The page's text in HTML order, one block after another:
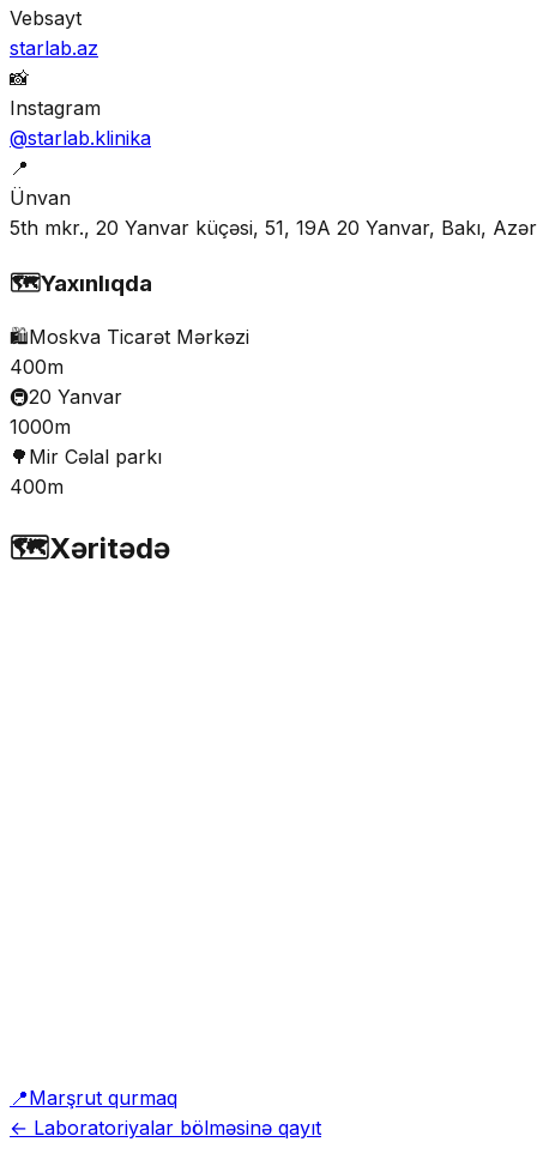
Vebsayt
starlab.az
📸
Instagram
@starlab.klinika
📍
Ünvan
5th mkr., 20 Yanvar küçəsi, 51, 19A 20 Yanvar, Bakı,
🗺️Yaxınlıqda
🛍️Moskva Ticarət Mərkəzi
400m
🚇20 Yanvar
1000m
🌳 Mir Cəlal parkı
400m
🗺️Xəritədə
📍Marşrut qurmaq
← Laboratoriyalar bölməsinə qayıt